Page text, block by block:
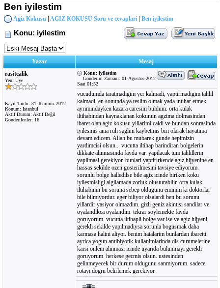
Ben iyilestim
Agiz Kokusu| AGIZ KOKUSU Soru ve cevaplari| Ben iyilestim
Konu: iyilestim
Yazar
Mesaj
rasitcalik
Yeni Üye
Kayıt Tarihi: 31-Temmuz-2012
Konum: Istanbul
Aktif Durum: Aktif Değil
Gönderilenler: 16
Konu: iyilestim
Gönderim Zamanı: 01-Agustos-2012
Saat 01:52
vucudumda taratmadigim yer kalmadi, yaptirmadigim tahlil
kalmadi. en sonunda ya teslim olmak yada intihar etmek
ayrimindayken kazara caresini buldum. orta kulak
iltihabindan kaynaklanan kokunun agzima dolmasindan
ibaret olan agiz kokusu yillarimi caldi ve bundan sonrasinda
iyilesmis ama ruh saglini kaybetmis biri olarak hayatima
devam edicem. Allah bu mubarek gunde hepimizin
yardimcisi olsun... vucutta iltihap barindiran bolgelerin
dikkate alinmasinda fayda var. yapilacak tum tahlillerin
yapilmasi gerekiyor. bunlari yaptirirkende agiz hijyenine en
hassas sekilde ozen gosterilmesini tavsiye ediyorum.
sorunlu bolge halledilse bile agiz icinde biriken koku
iyilesmisligi algilamada zorluk olusturabilir. orta kulak
iltihabinin bu soruna sebep oldugunu eminim ki doktorlar
bile bilmiyordur. eger biliyor olsalardi ben bu sorunu
yillardir yasiyor olmazdim. gizli geniz akintisi sandilar ve
oyalandikca oyalandim. tekrar soylemekte fayda
goruyorum. vucutta iltihapli bolge var ise ve agiz hijyeni
gerekli sekilde yapilmadiysa sorunla bogusmak daha
karmasa halini aliyor. benim hatalarim bunlardan ibaretti.
ayrica yogun antibiyotik kullanimlarinda dis curumelerine
karsi onlem alinmasi icinde uyarida bulunmayi gerekli
goruyorum. herkese gecmis olsun. ustesinden
gelinmeyecek bir durum oldugunu sanmiyorum. sadece
rotayi dogru belirlemek gerekiyor.